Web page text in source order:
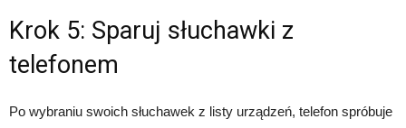
Krok 5: Sparuj słuchawki z
telefonem
Po wybraniu swoich słuchawek z listy urządzeń, telefon spróbuje